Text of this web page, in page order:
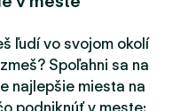
ľudí vo svojom okolí
Spoľahni sa na
najlepšie miesta na
podniknúť v meste: